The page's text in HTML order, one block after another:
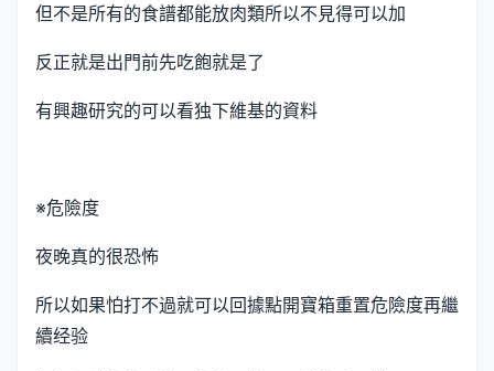
但不是所有的食譜都能放肉類所以不見得可以加
反正就是出門前先吃飽就是了
有興趣研究的可以看独下維基的資料
※危險度
夜晚真的很恐怖
所以如果怕打不過就可以回據點開寶箱重置危險度再繼
續经验